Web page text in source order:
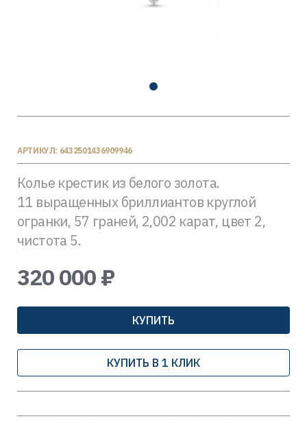
АРТИКУЛ: 6432501436909946
Колье крестик из белого золота.
11 выращенных бриллиантов круглой
огранки, 57 граней, 2,002 карат, цвет 2,
чистота 5.
320 000 ₽
КУПИТЬ
КУПИТЬ В 1 КЛИК